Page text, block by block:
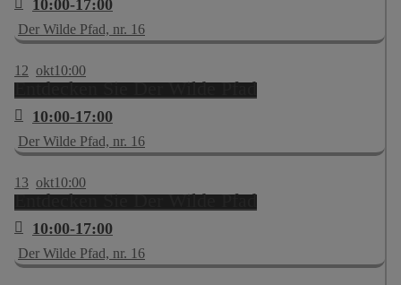
10:00-17:00
Der Wilde Pfad, nr. 16
12 okt10:00
Entdecken Sie Der Wilde Pfad
10:00-17:00
Der Wilde Pfad, nr. 16
13 okt10:00
Entdecken Sie Der Wilde Pfad
10:00-17:00
Der Wilde Pfad, nr. 16